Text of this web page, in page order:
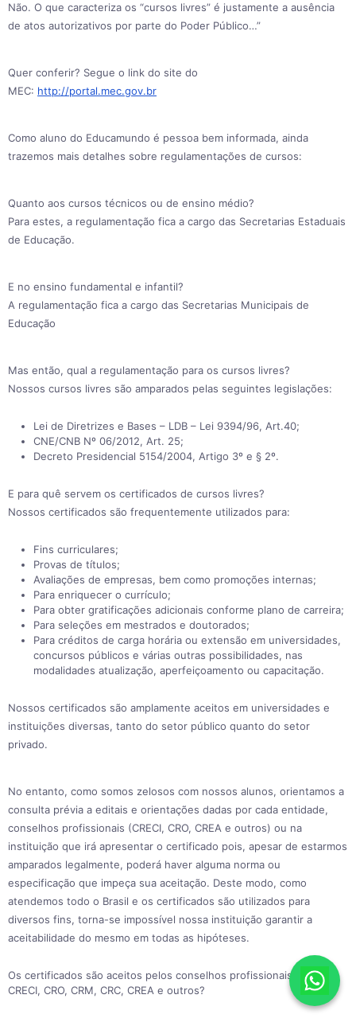
Não. O que caracteriza os “cursos livres” é justamente a ausência
de atos autorizativos por parte do Poder Público…”
Quer conferir? Segue o link do site do
MEC: http://portal.mec.gov.br
Como aluno do Educamundo é pessoa bem informada, ainda
trazemos mais detalhes sobre regulamentações de cursos:
Quanto aos cursos técnicos ou de ensino médio?
Para estes, a regulamentação fica a cargo das Secretarias Estaduais
de Educação.
E no ensino fundamental e infantil?
A regulamentação fica a cargo das Secretarias Municipais de
Educação
Mas então, qual a regulamentação para os cursos livres?
Nossos cursos livres são amparados pelas seguintes legislações:
Lei de Diretrizes e Bases – LDB – Lei 9394/96, Art.40;
CNE/CNB Nº 06/2012, Art. 25;
Decreto Presidencial 5154/2004, Artigo 3º e § 2º.
E para quê servem os certificados de cursos livres?
Nossos certificados são frequentemente utilizados para:
Fins curriculares;
Provas de títulos;
Avaliações de empresas, bem como promoções internas;
Para enriquecer o currículo;
Para obter gratificações adicionais conforme plano de carreira;
Para seleções em mestrados e doutorados;
Para créditos de carga horária ou extensão em universidades,
concursos públicos e várias outras possibilidades, nas
modalidades atualização, aperfeiçoamento ou capacitação.
Nossos certificados são amplamente aceitos em universidades e
instituições diversas, tanto do setor público quanto do setor
privado.
No entanto, como somos zelosos com nossos alunos, orientamos a
consulta prévia a editais e orientações dadas por cada entidade,
conselhos profissionais (CRECI, CRO, CREA e outros) ou na
instituição que irá apresentar o certificado pois, apesar de estarmos
amparados legalmente, poderá haver alguma norma ou
especificação que impeça sua aceitação. Deste modo, como
atendemos todo o Brasil e os certificados são utilizados para
diversos fins, torna-se impossível nossa instituição garantir a
aceitabilidade do mesmo em todas as hipóteses.
Os certificados são aceitos pelos conselhos profissionais como
CRECI, CRO, CRM, CRC, CREA e outros?